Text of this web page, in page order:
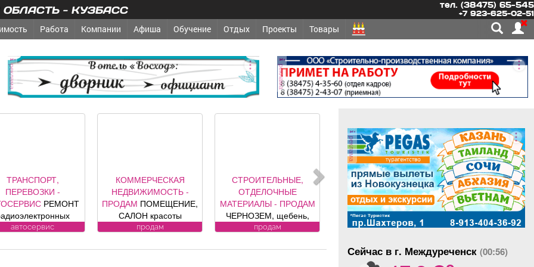
- КУЗБАСС тел. (38475) 65-545
+7 923-625-02-51
Работа Компании Афиша Обучение Отдых Проекты Товары
реклама реклама
ТРАНСПОРТ,
ПЕРЕВОЗКИ -
РЕМОНТ
компонентов
контроля, ЭБУ,
автосервис
КОММЕРЧЕСКАЯ
НЕДВИЖИМОСТЬ -
ПРОДАМ ПОМЕЩЕНИЕ,
САЛОН красоты
«Оазис», площадь 88, 8
Юдина, 1, хороший
продам
СТРОИТЕЛЬНЫЕ,
ОТДЕЛОЧНЫЕ
МАТЕРИАЛЫ - ПРОДАМ
ЧЕРНОЗЕМ, щебень,
песок, уголь, торф,
другие под заказ,
продам
реклама
Сейчас в г. Междуреченск (00:56)